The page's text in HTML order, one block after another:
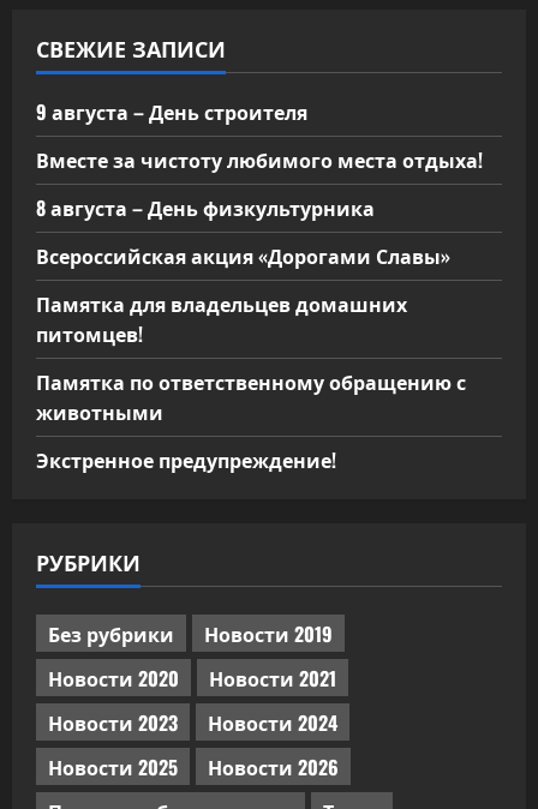
образования
Следственного
комитета
СВЕЖИЕ ЗАПИСИ
9 августа – День строителя
Вместе за чистоту любимого места отдыха!
8 августа – День физкультурника
Всероссийская акция «Дорогами Славы»
Памятка для владельцев домашних
питомцев!
Памятка по ответственному обращению с
животными
Экстренное предупреждение!
РУБРИКИ
Без рубрики
Новости 2019
Новости 2020
Новости 2021
Новости 2023
Новости 2024
Новости 2025
Новости 2026